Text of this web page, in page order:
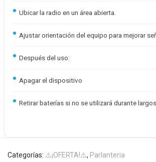
Ubicar la radio en un área abierta.
Ajustar orientación del equipo para mejorar
Después del uso:
Apagar el dispositivo
Retirar baterías si no se utilizará durante
Categorías: ⚠️¡OFERTA!⚠️, Parlanteria